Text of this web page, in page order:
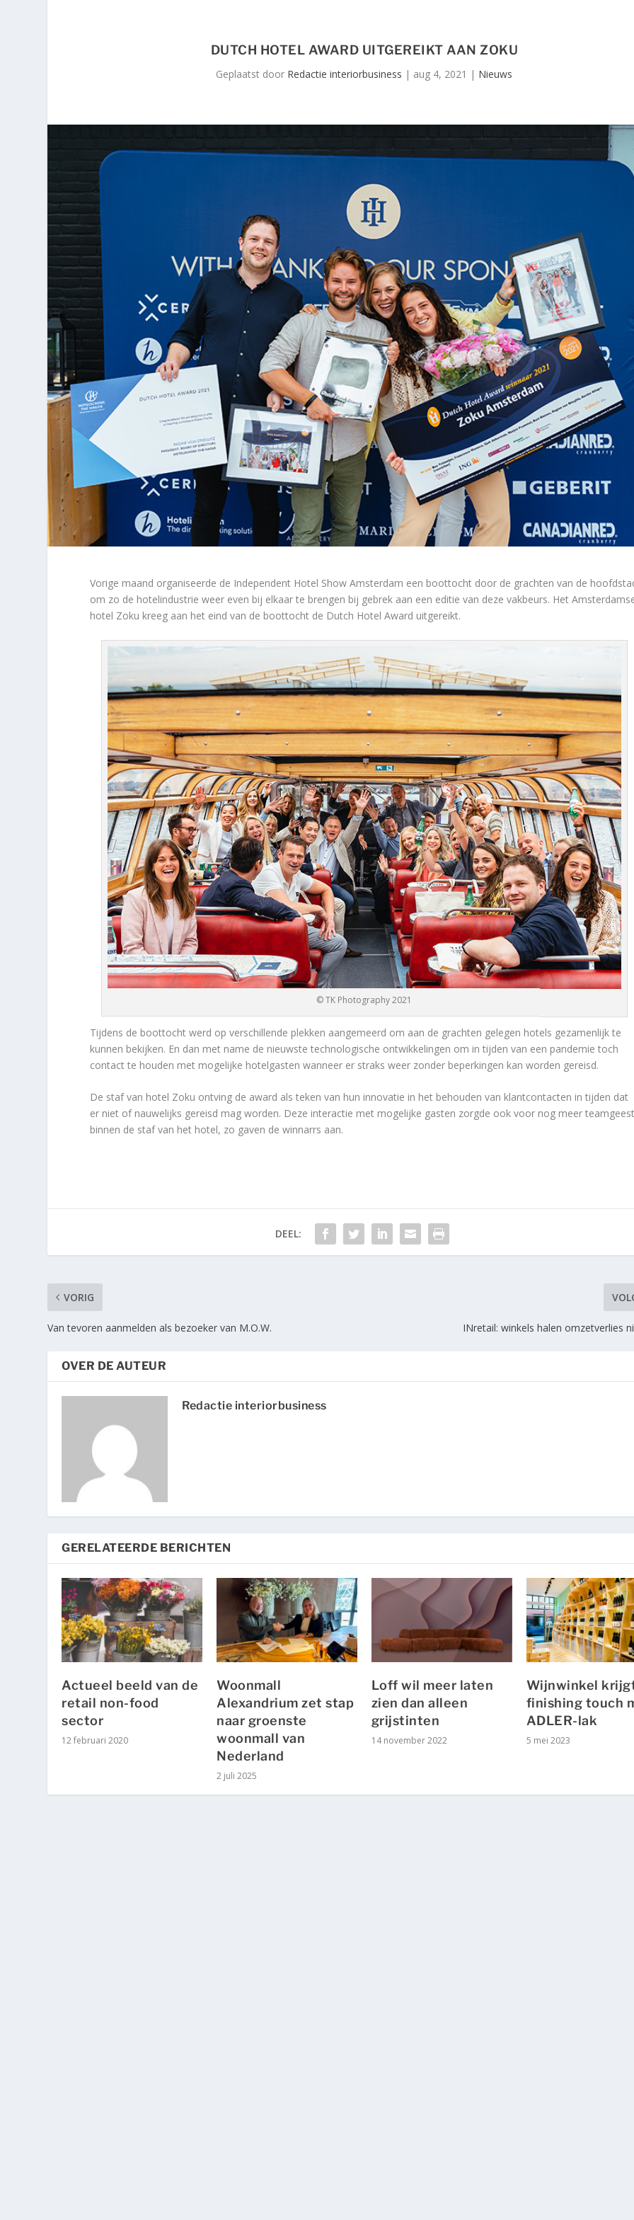
DUTCH HOTEL AWARD UITGEREIKT AAN ZOKU
Geplaatst door Redactie interiorbusiness | aug 4, 2021 | Nieuws
Vorige maand organiseerde de Independent Hotel Show Amsterdam een boottocht door de grachten van de
om zo de hotelindustrie weer even bij elkaar te brengen bij gebrek aan een editie van deze vakbeurs. Het
hotel Zoku kreeg aan het eind van de boottocht de Dutch Hotel Award uitgereikt.
© TK Photography 2021
Tijdens de boottocht werd op verschillende plekken aangemeerd om aan de grachten gelegen hotels gezamenlijk te
kunnen bekijken. En dan met name de nieuwste technologische ontwikkelingen om in tijden van een pandemie toch
contact te houden met mogelijke hotelgasten wanneer er straks weer zonder beperkingen kan worden gereisd.
De staf van hotel Zoku ontving de award als teken van hun innovatie in het behouden van klantcontacten in tijden dat
er niet of nauwelijks gereisd mag worden. Deze interactie met mogelijke gasten zorgde ook voor nog meer
binnen de staf van het hotel, zo gaven de winnarrs aan.
DEEL:
VORIG
Van tevoren aanmelden als bezoeker van M.O.W. INretail: winkels halen omzetverlies
OVER DE AUTEUR
Redactie interiorbusiness
GERELATEERDE BERICHTEN
Actueel beeld van de
retail non-food
sector
12 februari 2020
Woonmall
Alexandrium zet stap
naar groenste
woonmall van
Nederland
2 juli 2025
Loff wil meer laten
zien dan alleen
grijstinten
14 november 2022
Wijnwinkel
finishing touch
ADLER-lak
5 mei 2023